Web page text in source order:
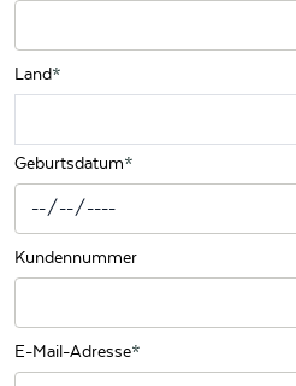
Land
Geburtsdatum
Kundennummer
E-Mail-Adresse